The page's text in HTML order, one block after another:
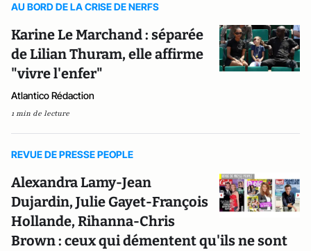
AU BORD DE LA CRISE DE NERFS
Karine Le Marchand : séparée
de Lilian Thuram, elle affirme
"vivre l'enfer"
Atlantico Rédaction
1 min de lecture
REVUE DE PRESSE PEOPLE
Alexandra Lamy-Jean
Dujardin, Julie Gayet-François
Hollande, Rihanna-Chris
Brown : ceux qui démentent qu'ils ne sont